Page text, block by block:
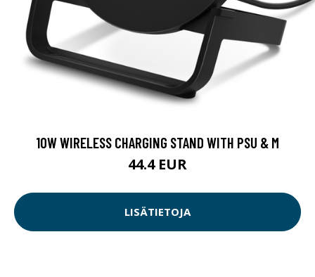
10W WIRELESS CHARGING STAND WITH PSU & M
44.4 EUR
LISÄTIETOJA